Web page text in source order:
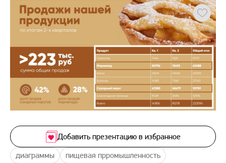
диаграммы пищевая прромышленность
Добавить презентацию в избранное